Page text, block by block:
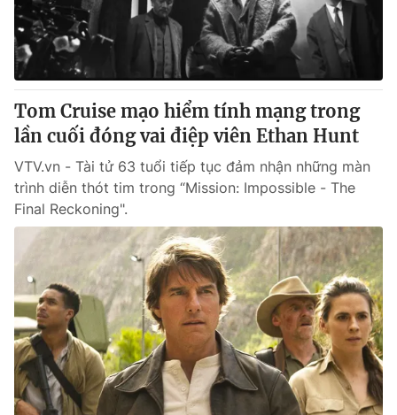
Thị trường
Tư vấn
Lịch phát sóng
Chuyên mục khác
Emagazine Podcast
Photo Infographic
Video
VTV Money VTV Thể thao
VTV Sức khoẻ Bất động sản
Thị trường 24h Tấm lòng Việt
Tom Cruise mạo hiểm tính mạng trong
lần cuối đóng vai điệp viên Ethan Hunt
VTV.vn - Tài tử 63 tuổi tiếp tục đảm nhận những màn
trình diễn thót tim trong “Mission: Impossible - The
Final Reckoning".